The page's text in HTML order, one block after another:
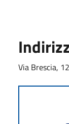
Via Brescia,